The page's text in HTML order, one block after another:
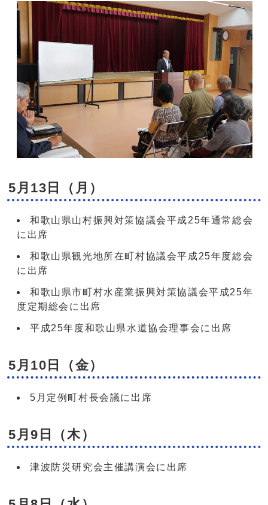
5月13日（月）
和歌山県山村振興対策協議会平成25年通常総会
に出席
和歌山県観光地所在町村協議会平成25年度総会
に出席
和歌山県市町村水産業振興対策協議会平成25年
度定期総会に出席
平成25年度和歌山県水道協会理事会に出席
5月10日（金）
5月定例町村長会議に出席
5月9日（木）
津波防災研究会主催講演会に出席